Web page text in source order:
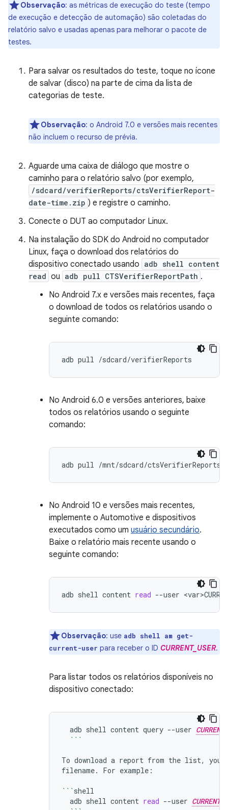
Observação: as métricas de execução do teste (tempo
de execução e detecção de automação) são coletadas do
relatório salvo e usadas apenas para melhorar o pacote de
testes.
Para salvar os resultados do teste, toque no ícone
de salvar (disco) na parte de cima da lista de
categorias de teste.
Observação: o Android 7.0 e versões mais recentes
não incluem o recurso de prévia.
Aguarde uma caixa de diálogo que mostre o
caminho para o relatório salvo (por exemplo,
/sdcard/verifierReports/ctsVerifierReport-
date-time.zip ) e registre o caminho.
Conecte o DUT ao computador Linux.
Na instalação do SDK do Android no computador
Linux, faça o download dos relatórios do
dispositivo conectado usando adb shell content
read ou adb pull CTSVerifierReportPath .
No Android 7.x e versões mais recentes, faça
o download de todos os relatórios usando o
seguinte comando:
adb pull
No Android 6.0 e versões anteriores, baixe
todos os relatórios usando o seguinte
comando:
adb pull
No Android 10 e versões mais recentes,
implemente o Automotive e dispositivos
executados como um usuário secundário.
Baixe o relatório mais recente usando o
seguinte comando:
adb shell content read --user
Observação: use adb shell am get-
current-user para receber o ID CURRENT_USER.
Para listar todos os relatórios disponíveis no
dispositivo conectado:
adb shell content query --user
```
To download a report from the list, you
filename.
For example:
```
adb shell content read --user